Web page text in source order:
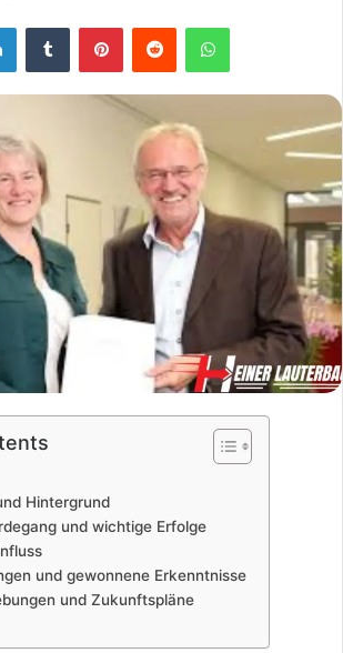
LinkedInTumblr PinterestReddit WhatsApp
Hintergrund
und wichtige Erfolge
und gewonnene Erkenntnisse
und Zukunftspläne